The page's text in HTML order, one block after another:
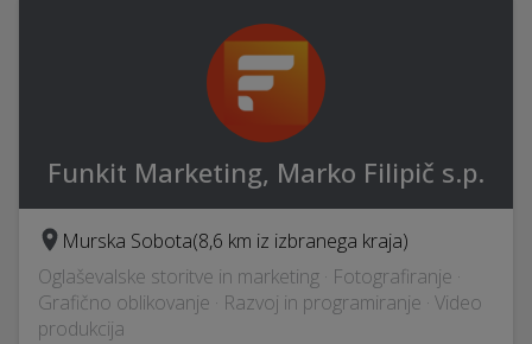
Funkit Marketing, Marko Filipič s.p.
Murska Sobota(8,6 km iz izbranega kraja)
Oglaševalske storitve in marketing · Fotografiranje ·
Grafično oblikovanje · Razvoj in programiranje · Video
produkcija